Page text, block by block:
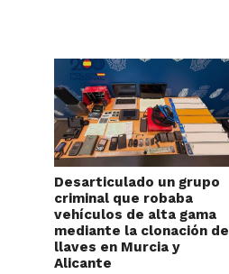
Desarticulado un grupo
criminal que robaba
vehículos de alta gama
mediante la clonación de
llaves en Murcia y
Alicante